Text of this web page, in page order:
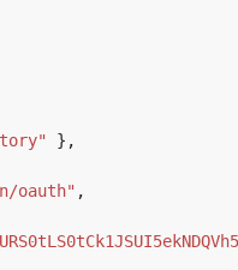
oauth"